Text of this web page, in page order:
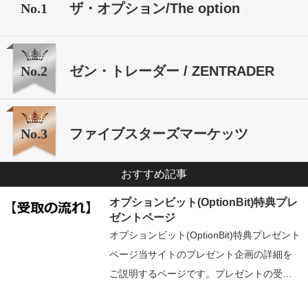
No.1 ザ・オプション/The option
No.2 ゼン・トレーダー / ZENTRADER
No.3 ファイブスターズマーケッツ
おすすめ記事
オプションビット(OptionBit)特典プレ
ゼントページ
オプションビット(OptionBit)特典プレゼント
ページ当サイトのプレゼント企画の詳細を
ご説明するページです。プレゼントの受…